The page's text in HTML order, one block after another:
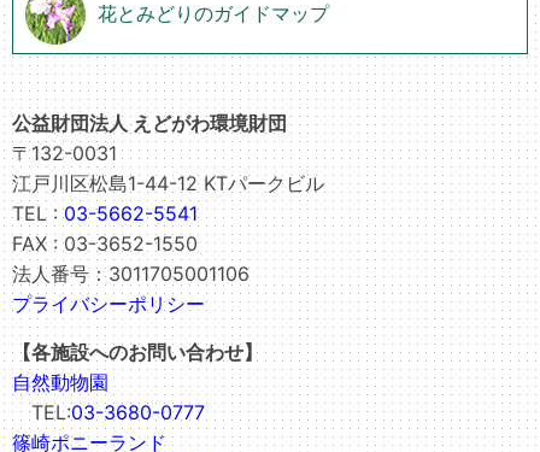
花とみどりのガイドマップ
公益財団法人 えどがわ環境財団
〒132-0031
江戸川区松島1-44-12 KTパークビル
TEL :03-5662-5541
FAX : 03-3652-1550
法人番号：3011705001106
プライバシーポリシー
【各施設へのお問い合わせ】
自然動物園
TEL:03-3680-0777
篠崎ポニーランド